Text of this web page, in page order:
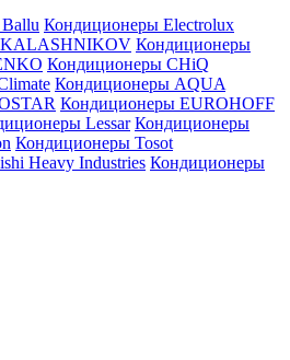
Кондиционеры Electrolux
Кондиционеры
Кондиционеры CHiQ
Кондиционеры AQUA
Кондиционеры EUROHOFF
Lessar Кондиционеры
Кондиционеры Tosot
Heavy Industries Кондиционеры